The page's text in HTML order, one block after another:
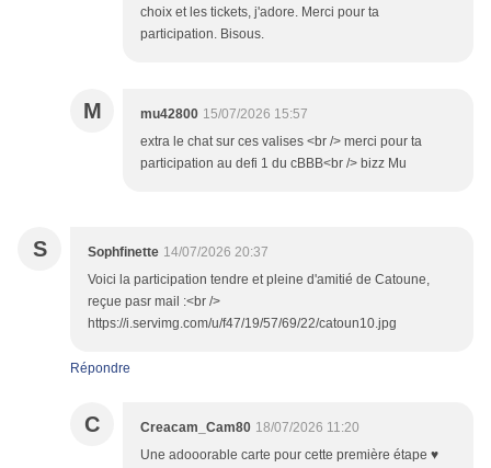
choix et les tickets, j'adore. Merci pour ta
participation. Bisous.
M mu42800 15/07/2026 15:57
extra le chat sur ces valises <br /> merci pour ta
participation au defi 1 du cBBB<br /> bizz Mu
S Sophfinette 14/07/2026 20:37
Voici la participation tendre et pleine d'amitié de Catoune,
reçue pasr mail :<br />
https://i.servimg.com/u/f47/19/57/69/22/catoun10.jpg
Répondre
C Creacam_Cam80 18/07/2026 11:20
Une adooorable carte pour cette première étape ♥